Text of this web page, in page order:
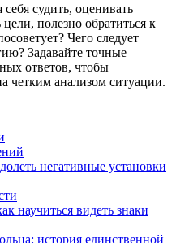
судить, оценивать
полезно обратиться к
Чего следует
Задавайте точные
ответов, чтобы
четким анализом ситуации.
негативные установки
научиться видеть знаки
история единственной